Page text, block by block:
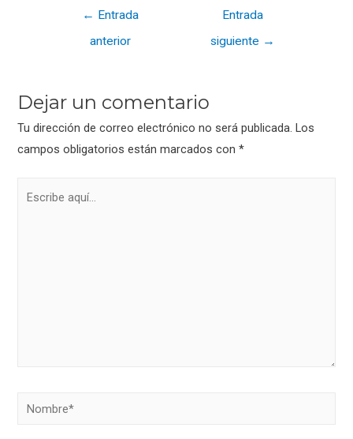
k
er
Navegación
← Entrada
anterior
Entrada
siguiente →
Dejar un comentario
Tu dirección de correo electrónico no será publicada. Los
campos obligatorios están marcados con*
Nombre*